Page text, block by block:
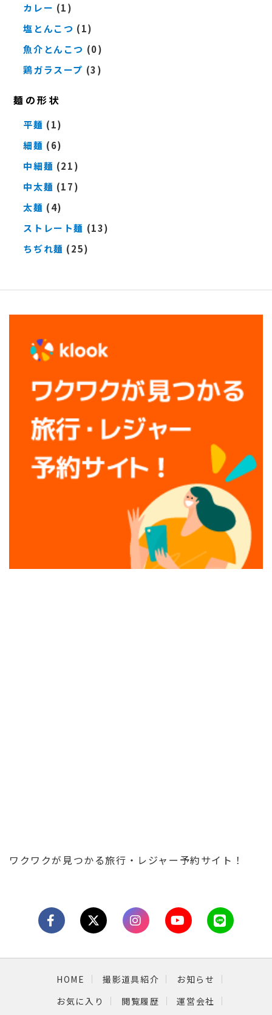
カレー (1)
塩とんこつ (1)
魚介とんこつ (0)
鶏ガラスープ (3)
麺の形状
平麺 (1)
細麺 (6)
中細麺 (21)
中太麺 (17)
太麺 (4)
ストレート麺 (13)
ちぢれ麺 (25)
ワクワクが見つかる旅行・レジャー予約サイト！
HOME 撮影道具紹介
お知らせ
お気に入り
閲覧履歴 運営会社